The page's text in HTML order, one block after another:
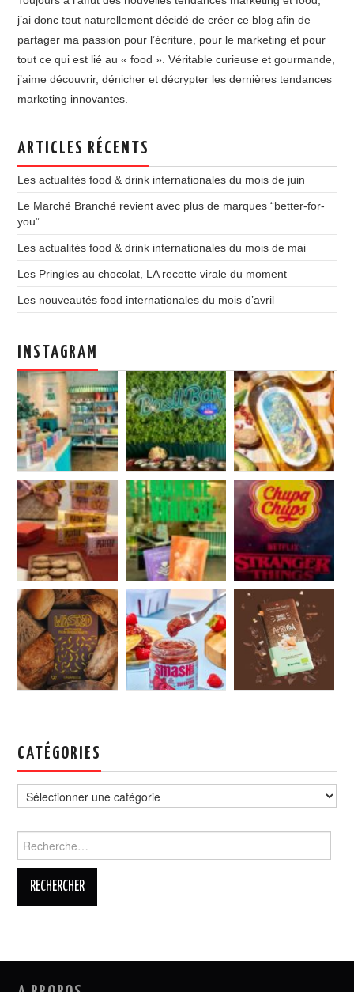
j’ai donc tout naturellement décidé de créer ce blog afin de
partager ma passion pour l’écriture, pour le marketing et pour
tout ce qui est lié au « food ». Véritable curieuse et gourmande,
j’aime découvrir, dénicher et décrypter les dernières tendances
marketing innovantes.
ARTICLES RÉCENTS
Les actualités food & drink internationales du mois de juin
Le Marché Branché revient avec plus de marques “better-for-
you”
Les actualités food & drink internationales du mois de mai
Les Pringles au chocolat, LA recette virale du moment
Les nouveautés food internationales du mois d’avril
INSTAGRAM
CATÉGORIES